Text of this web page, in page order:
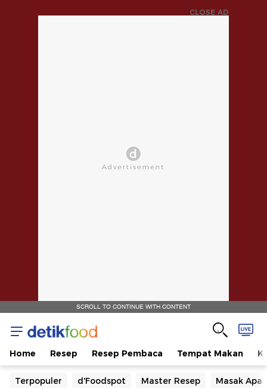
CLOSE AD
SCROLL TO CONTINUE WITH CONTENT
Home Resep Resep Pembaca Tempat Makan
Terpopuler d'Foodspot Master Resep Masak Apa